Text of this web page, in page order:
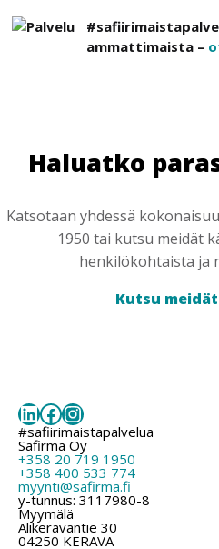
ammattimaista –
Haluatko
Katsotaan yhdessä
1950 tai kutsu meidät
henkilökohtaista ja
Kutsu
LinkedIn
Facebook
Instagram
#safiirimaistapalvelua
Safirma Oy
+358 20 719 1950
+358 400 533 774
myynti@safirma.fi
y-tunnus: 3117980-8
Myymälä
Alikeravantie 30
04250 KERAVA